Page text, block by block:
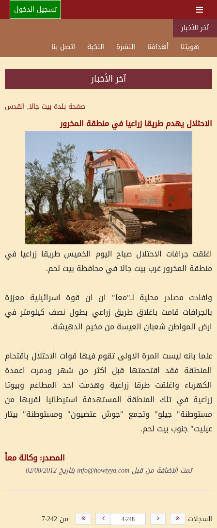
تسجيل الدخول
آخر الأخبار
هويتنا
أهدافنا النشرة النكبة اتصل بنا
آخر الأخبار
صفحة بلدة بيت جالا, القدس
الاحتلال يهدم طريقا زراعيا في منطقة المخرور
اغلقت جرافات الاحتلال صباح اليوم الخميس طريقا زراعيا في
منطقة المخرور غرب بيت جالا في محافظة بيت لحم.
وافادت مصادر محلية لـ"معا" ان ان قوة اسرائيلية معززة
بالجرافات قامت باغلاق طريق زراعي بطول نصف كيلومتر في
ارض المواطن شعبان العيسة من مخيم الدهيشة.
علما بانه ليست المرة الاولى تقوم فيها قوات الاحتلال باقتحام
المنطقة فقد اقتحمتها قبل اكثر من شهر ودمرت اعمدة
الكهرباء واغلقت طرقا زراعية وهدمت احد المطاعم وبيوتا
زراعية في تلك المنطقة المستهدفة استيطانيا لقربها من
مستوطنة" جيلو" وتجمع "جوش عتصيون" ومستوطنة" بيتار
عيليت" جنوب بيت لحم.
المصدر: وكالة معاً
تمت الاضافة من قبلinfo@howiyya.com بتاريخ02/08/2012
السجلات من 7٬242